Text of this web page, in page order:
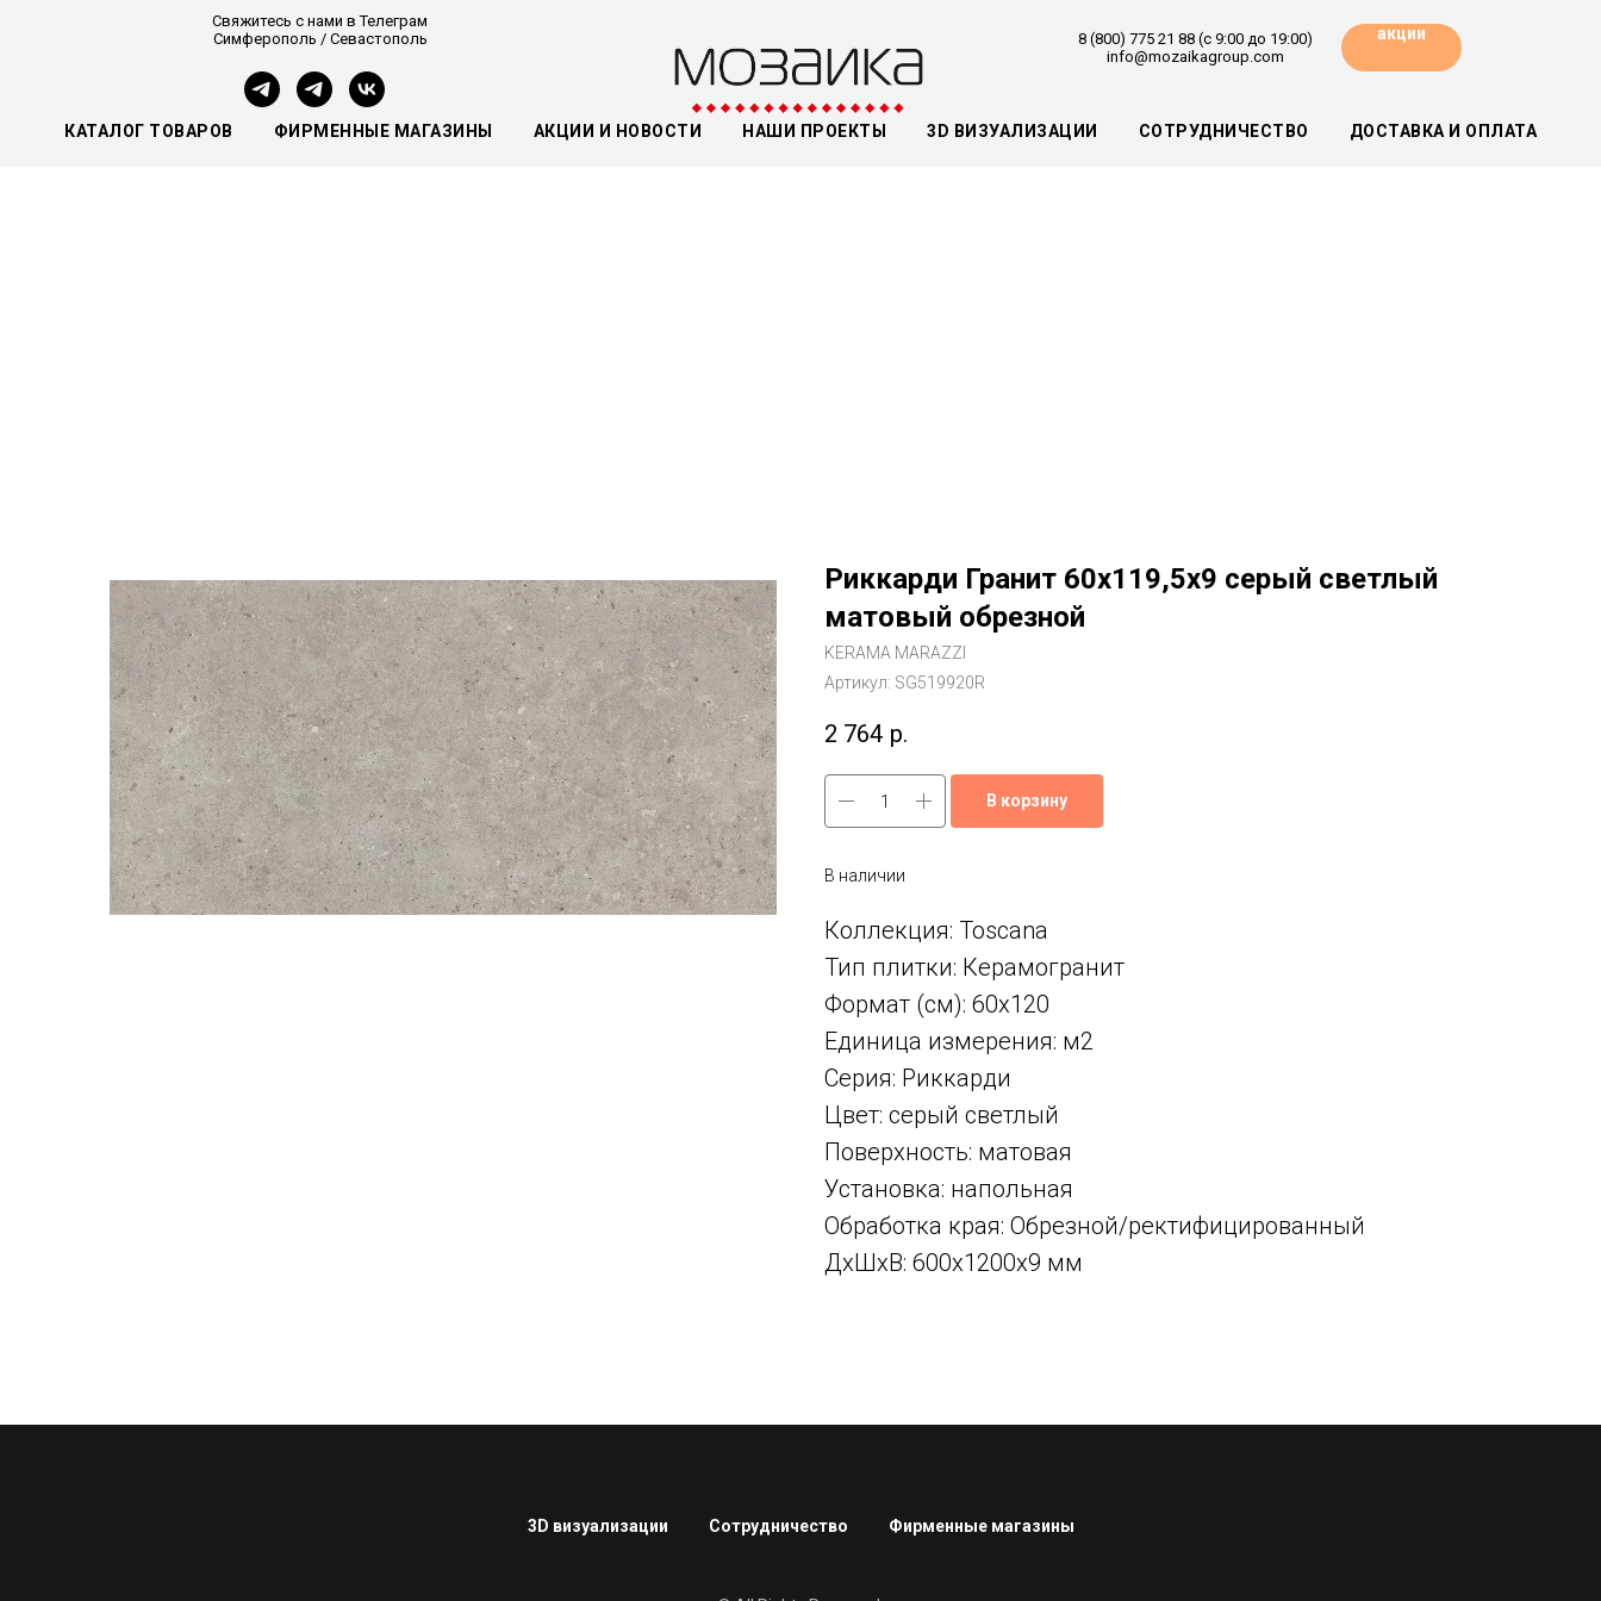
Свяжитесь с нами в Телеграм
Симферополь / Севастополь
8 (800) 775 21 88 (с 9:00 до 19:00)
info@mozaikagroup.com
акции
КАТАЛОГ ТОВАРОВ ФИРМЕННЫЕ МАГАЗИНЫ АКЦИИ И НОВОСТИ НАШИ ПРОЕКТЫ 3D ВИЗУАЛИЗАЦИИ СОТРУДНИЧЕСТВО ДОСТАВКА И ОПЛАТА
Риккарди Гранит 60x119,5x9 серый светлый
матовый обрезной
KERAMA MARAZZI
Артикул: SG519920R
2 764 р.
В корзину
В наличии
Коллекция: Toscana
Тип плитки: Керамогранит
Формат (см): 60x120
Единица измерения: м2
Серия: Риккарди
Цвет: серый светлый
Поверхность: матовая
Установка: напольная
Обработка края: Обрезной/ректифицированный
ДxШxВ: 600x1200x9 мм
3D визуализации Сотрудничество Фирменные магазины